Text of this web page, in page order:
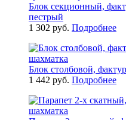
Блок секционный,
пестрый
1 302 руб. Подробнее
Блок столбовой,
1 442 руб. Подробнее